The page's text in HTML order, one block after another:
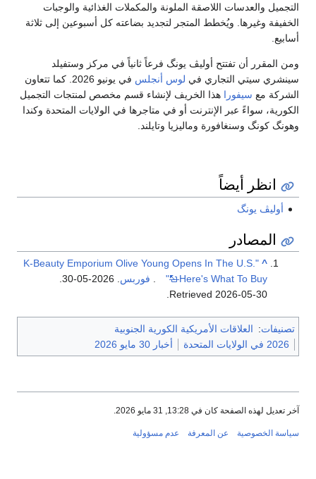
التجميل والعدسات اللاصقة الملونة والمكملات الغذائية والوجبات
الخفيفة وغيرها. ويُخطط المتجر لتجديد بضاعته كل أسبوعين إلى ثلاثة
أسابيع.
ومن المقرر أن تفتتح أوليڤ يونگ فرعاً ثانياً في مركز وستفيلد
سينشري سيتي التجاري في لوس أنجلس
في يونيو 2026. كما تتعاون
الشركة مع سيفورا هذا الخريف لإنشاء قسم مخصص لمنتجات التجميل
الكورية، سواءً عبر الإنترنت أو في متاجرها في الولايات المتحدة وكندا
وهونگ كونگ وسنغافورة وماليزيا وتايلند.
انظر أيضاً
أوليڤ يونگ
المصادر
^
"K-Beauty Emporium Olive Young Opens In The U.S.
—Here's What To Buy"
. فوربس. 2026-05-30
.
Retrieved2026-05-30
.
تصنيفات: العلاقات الأمريكية الكورية الجنوبية
2026 في الولايات المتحدة
أخبار 30 مايو 2026
آخر تعديل لهذه الصفحة كان في 13:28, 31 مايو 2026.
سياسة الخصوصية عن المعرفة عدم مسؤولية